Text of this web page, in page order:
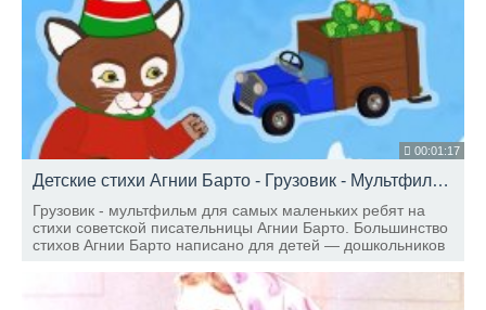
00:01:17
Детские стихи Агнии Барто - Грузовик - Мультфильм
Грузовик - мультфильм для самых маленьких ребят на
стихи советской писательницы Агнии Барто. Большинство
стихов Агнии Барто написано для детей — дошкольников
нетрудно читать и запоминать детям.